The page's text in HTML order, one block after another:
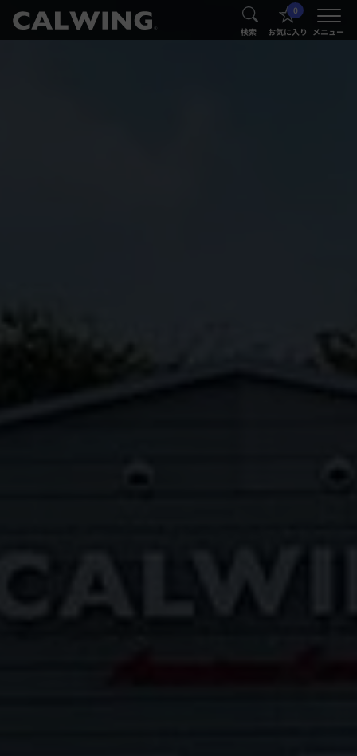
® 検索
0
お気に入り メニュー
®